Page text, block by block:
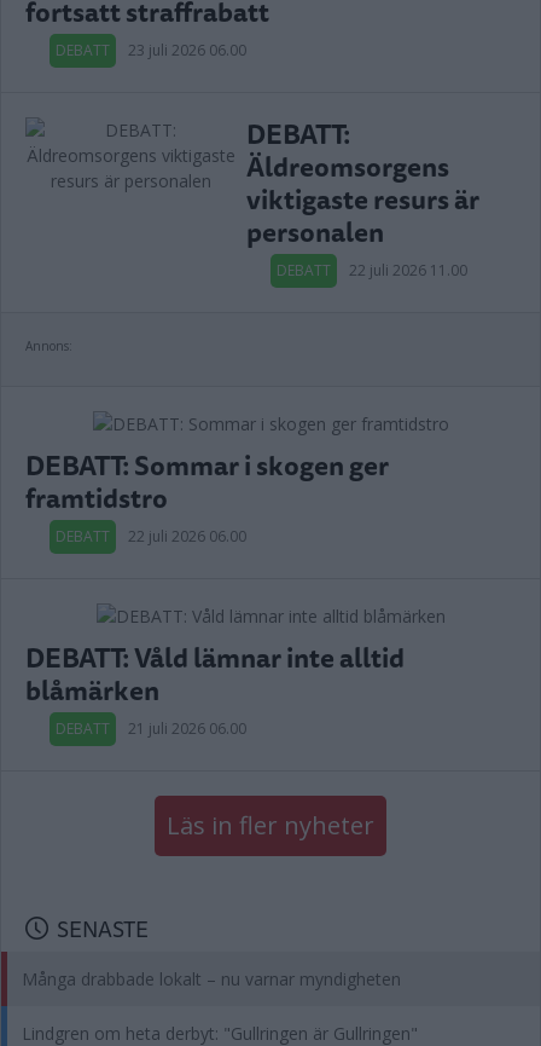
fortsatt straffrabatt
DEBATT 23 juli 2026 06.00
DEBATT:
Äldreomsorgens
viktigaste resurs är
personalen
DEBATT 22 juli 2026 11.00
Annons:
DEBATT: Sommar i skogen ger
framtidstro
DEBATT 22 juli 2026 06.00
DEBATT: Våld lämnar inte alltid
blåmärken
DEBATT 21 juli 2026 06.00
Läs in fler nyheter
SENASTE
Många drabbade lokalt – nu varnar myndigheten
Lindgren om heta derbyt: "Gullringen är Gullringen"